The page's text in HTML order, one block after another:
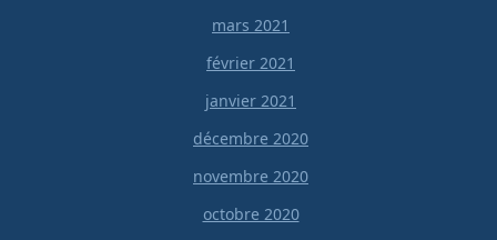
mars 2021
février 2021
janvier 2021
décembre 2020
novembre 2020
octobre 2020